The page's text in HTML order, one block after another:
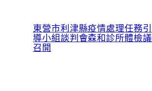
東營市利津縣疫情處理任務引
導小組談判會森和診所體檢議
召開